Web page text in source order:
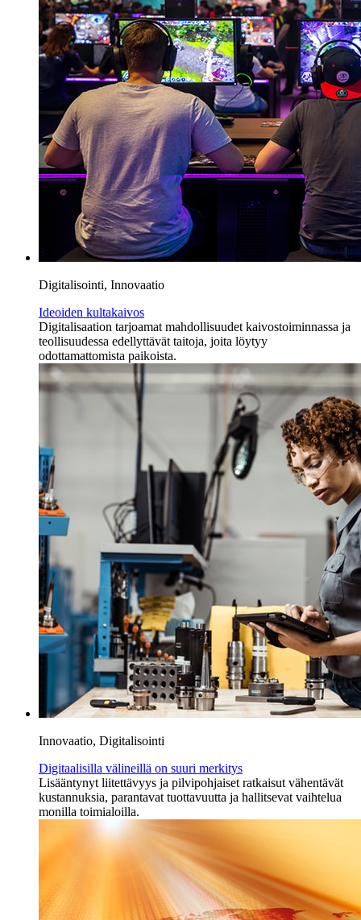
Digitalisointi, Innovaatio
Ideoiden kultakaivos
Digitalisaation tarjoamat mahdollisuudet kaivostoiminnassa ja
teollisuudessa edellyttävät taitoja, joita löytyy
odottamattomista paikoista.
Innovaatio, Digitalisointi
Digitaalisilla välineillä on suuri merkitys
Lisääntynyt liitettävyys ja pilvipohjaiset ratkaisut vähentävät
kustannuksia, parantavat tuottavuutta ja hallitsevat vaihtelua
monilla toimialoilla.